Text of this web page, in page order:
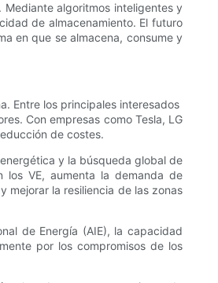
algoritmos inteligentes y
de almacenamiento. El futuro
en que se almacena, consume y
Entre los principales interesados
Con empresas como Tesla, LG
de costes.
y la búsqueda global de
los VE, aumenta la demanda de
mejorar la resiliencia de las zonas
de Energía (AIE), la capacidad
por los compromisos de los